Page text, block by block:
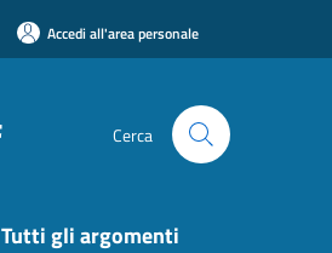
Accedi all'area personale
Cerca
Tutti gli argomenti